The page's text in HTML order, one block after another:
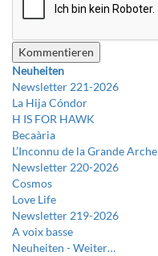
Neuheiten
Newsletter 221-2026
La Hija Cóndor
H IS FOR HAWK
Becaària
L’Inconnu de la Grande Arche
Newsletter 220-2026
Cosmos
Love Life
Newsletter 219-2026
A voix basse
Neuheiten -Weiter…